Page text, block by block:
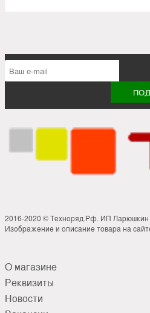
2016-2020 © Техноряд.Рф. ИП
Изображение и описание товара на
О магазине
Реквизиты
Новости